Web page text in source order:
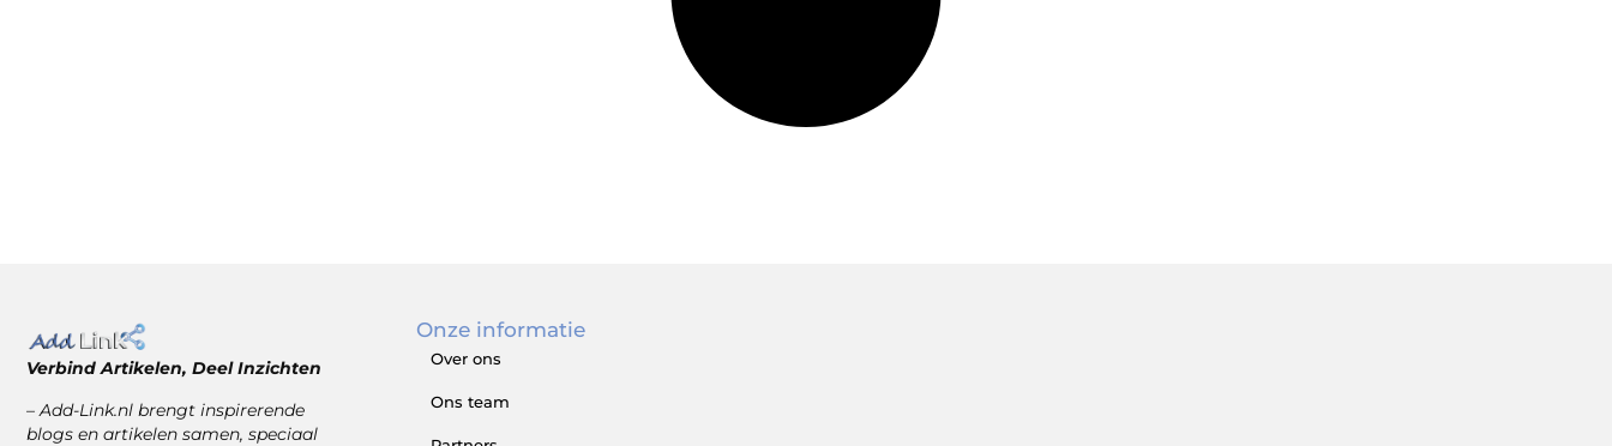
Verbind Artikelen, Deel Inzichten
– Add-Link.nl brengt inspirerende
blogs en artikelen samen, speciaal
Onze informatie
Over ons
Ons team